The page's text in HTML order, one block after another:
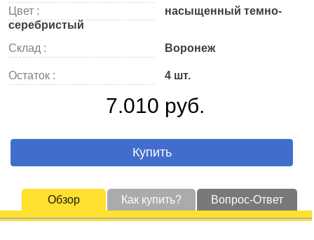
Цвет :
насыщенный темно-
серебристый
Склад :
Воронеж
Остаток : 4 шт.
7.010 руб.
Купить
Обзор Как купить? Вопрос-Ответ